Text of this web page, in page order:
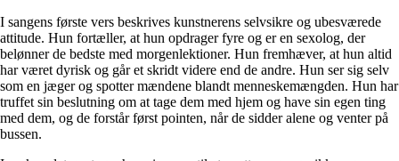
I sangens første vers beskrives kunstnerens selvsikre og ubesværede
attitude. Hun fortæller, at hun opdrager fyre og er en sexolog, der
belønner de bedste med morgenlektioner. Hun fremhæver, at hun altid
har været dyrisk og går et skridt videre end de andre. Hun ser sig selv
som en jæger og spotter mændene blandt menneskemængden. Hun har
truffet sin beslutning om at tage dem med hjem og have sin egen ting
med dem, og de forstår først pointen, når de sidder alene og venter på
bussen.